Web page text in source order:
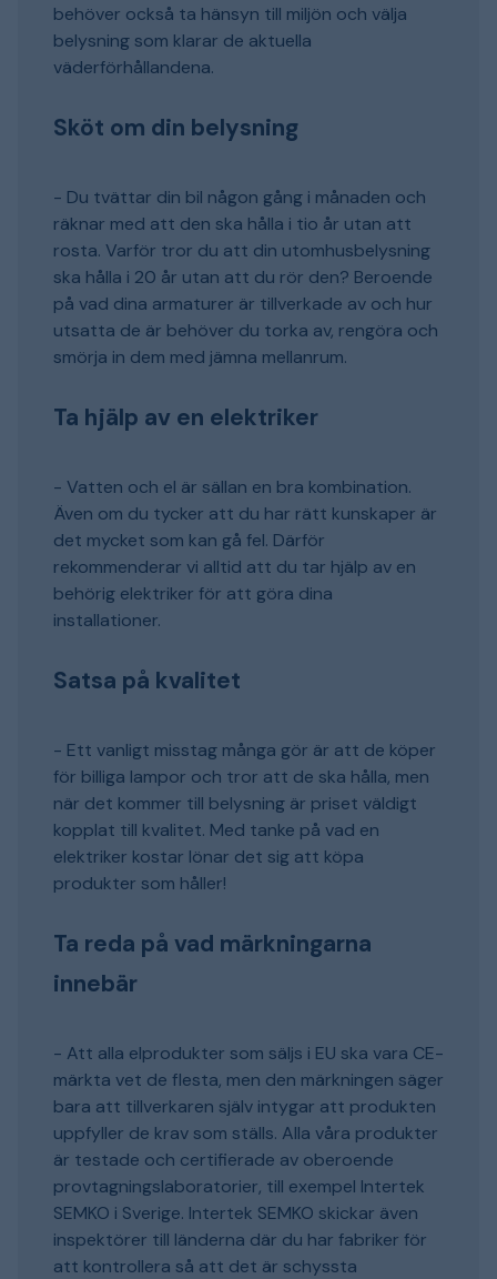
behöver också ta hänsyn till miljön och välja
belysning som klarar de aktuella
väderförhållandena.
Sköt om din belysning
- Du tvättar din bil någon gång i månaden och
räknar med att den ska hålla i tio år utan att
rosta. Varför tror du att din utomhusbelysning
ska hålla i 20 år utan att du rör den? Beroende
på vad dina armaturer är tillverkade av och hur
utsatta de är behöver du torka av, rengöra och
smörja in dem med jämna mellanrum.
Ta hjälp av en elektriker
- Vatten och el är sällan en bra kombination.
Även om du tycker att du har rätt kunskaper är
det mycket som kan gå fel. Därför
rekommenderar vi alltid att du tar hjälp av en
behörig elektriker för att göra dina
installationer.
Satsa på kvalitet
- Ett vanligt misstag många gör är att de köper
för billiga lampor och tror att de ska hålla, men
när det kommer till belysning är priset väldigt
kopplat till kvalitet. Med tanke på vad en
elektriker kostar lönar det sig att köpa
produkter som håller!
Ta reda på vad märkningarna
innebär
- Att alla elprodukter som säljs i EU ska vara CE-
märkta vet de flesta, men den märkningen säger
bara att tillverkaren själv intygar att produkten
uppfyller de krav som ställs. Alla våra produkter
är testade och certifierade av oberoende
provtagningslaboratorier, till exempel Intertek
SEMKO i Sverige. Intertek SEMKO skickar även
inspektörer till länderna där du har fabriker för
att kontrollera så att det är schyssta